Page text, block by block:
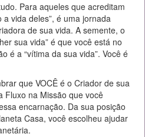
Para aqueles que acreditam
a vida deles”, é uma jornada
de sua vida. A semente, o
sua vida” é que você está no
é a “vítima da sua vida”. Você é
que VOCÊ é o Criador de sua
Fluxo na Missão que você
encarnação. Da sua posição
Casa, você escolheu ajudar